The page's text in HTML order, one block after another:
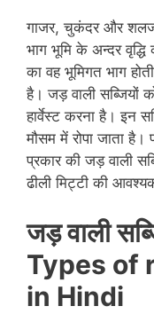
गाजर, चुकंदर और
भाग भूमि के अन्दर वृद्धि
का वह भूमिगत भाग
है। जड़ वाली सब्जियों
हार्वेस्ट करना है। इन
मौसम में रोपा जाता
प्रकार की जड़ वाली
ढीली मिट्टी की
जड़ वाली
Types of
in Hindi